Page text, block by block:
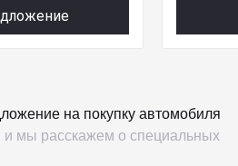
на покупку автомобиля
и мы расскажем о специальных